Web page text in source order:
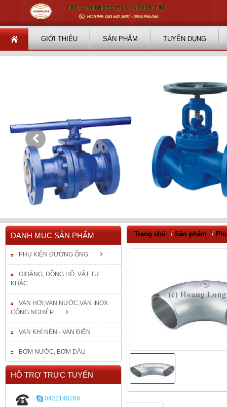
GIỚI THIỆU SẢN PHẨM TUYỂN DỤNG
DANH MỤC SẢN PHẨM
PHỤ KIỆN ĐƯỜNG ỐNG
GIOĂNG, ĐỒNG HỒ, VẬT TƯ
KHÁC
VAN HƠI,VAN NƯỚC,VAN INOX
CÔNG NGHIỆP
VAN KHÍ NÉN - VAN ĐIỆN
BƠM NƯỚC, BƠM DẦU
HỖ TRỢ TRỰC TUYẾN
0422148266
Trang chủ / Sản phẩm /